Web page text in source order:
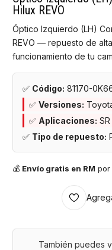
Hilux REVO
Óptico Izquierdo (LH)
REVO — repuesto de
funcionamiento de tu
✅ Código: 81170-
✅ Versiones:
✅ Aplicaciones:
✅ Tipo de repuesto:
💰 Envío gratis en RM por
También puedes